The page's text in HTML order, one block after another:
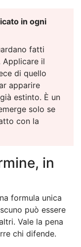
in ogni
fatti
il
di quello
apparire
estinto. È un
solo se
con la
in
formula unica
può essere
Vale la pena
chi difende.